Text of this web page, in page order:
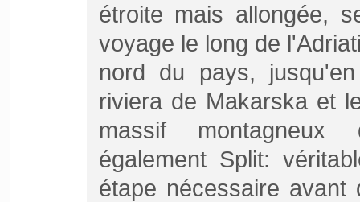
étroite mais allongée,
voyage le long de
nord du pays,
riviera de Makarska et
massif montagneux
également Split:
étape nécessaire